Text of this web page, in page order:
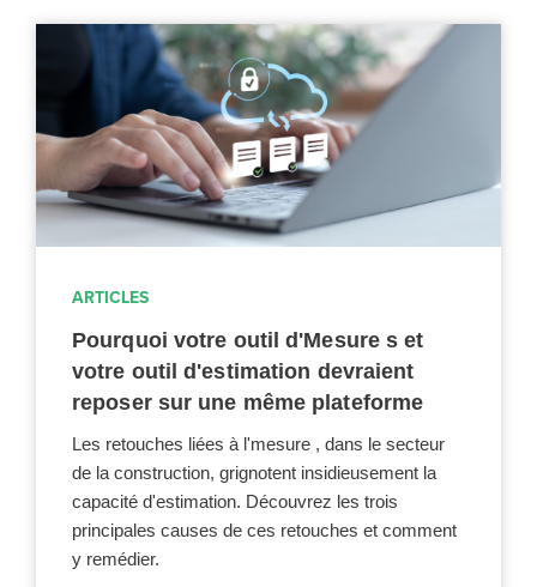
ARTICLES
Pourquoi votre outil d'Mesure s et
votre outil d'estimation devraient
reposer sur une même plateforme
Les retouches liées à l'mesure , dans le secteur
de la construction, grignotent insidieusement la
capacité d'estimation. Découvrez les trois
principales causes de ces retouches et comment
y remédier.